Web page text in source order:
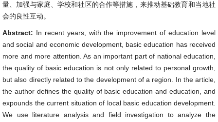
量、加强与家庭、学校和社区的合作等措施，来推动基础教育和当地社
会的良性互动。
Abstract: In recent years, with the improvement of education level
and social and economic development, basic education has received
more and more attention. As an important part of national education,
the quality of basic education is not only related to personal growth,
but also directly related to the development of a region. In the article,
the author defines the quality of basic education and education, and
expounds the current situation of local basic education development.
We use literature analysis and field investigation to analyze the